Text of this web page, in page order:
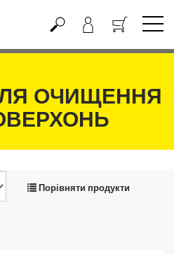
ОЧИЩЕННЯ
Порівняти продукти